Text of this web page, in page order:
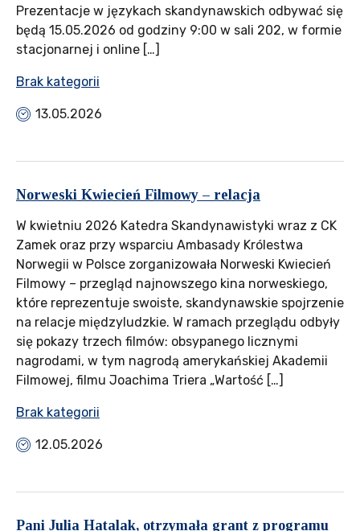
Prezentacje w językach skandynawskich odbywać się
będą 15.05.2026 od godziny 9:00 w sali 202, w formie
stacjonarnej i online […]
Brak kategorii
13.05.2026
Norweski Kwiecień Filmowy – relacja
W kwietniu 2026 Katedra Skandynawistyki wraz z CK
Zamek oraz przy wsparciu Ambasady Królestwa
Norwegii w Polsce zorganizowała Norweski Kwiecień
Filmowy – przegląd najnowszego kina norweskiego,
które reprezentuje swoiste, skandynawskie spojrzenie
na relacje międzyludzkie. W ramach przeglądu odbyły
się pokazy trzech filmów: obsypanego licznymi
nagrodami, w tym nagrodą amerykańskiej Akademii
Filmowej, filmu Joachima Triera „Wartość […]
Brak kategorii
12.05.2026
Pani Julia Hatalak, otrzymała grant z programu